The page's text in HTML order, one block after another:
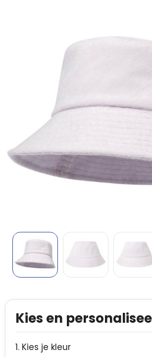
Kies en
1. Kies je kleur